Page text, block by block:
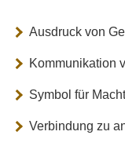
Ausdruck von
Kommunikation
Symbol für
Verbindung zu